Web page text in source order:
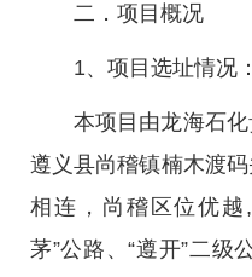
二．项目概况
1、项目选址情况：
本项目由龙海石
遵义县尚稽镇楠木渡
相连，尚稽区位优
茅”公路、“遵开”二级